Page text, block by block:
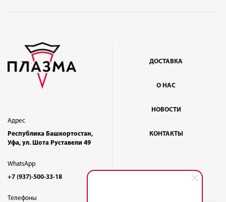
Адрес
Республика Башкортостан,
Уфа, ул. Шота Руставели 49
WhatsApp
+7 (937)-500-33-18
Телефоны
ДОСТАВКА
О НАС
НОВОСТИ
КОНТАКТЫ